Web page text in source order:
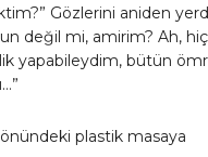
Gözlerini aniden
değil mi, amirim? Ah, hiç
yapabileydim, bütün
önündeki plastik masaya